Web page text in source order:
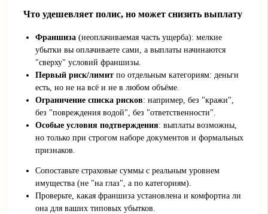
Что удешевляет полис, но может снизить выплату
Франшиза (неоплачиваемая часть ущерба): мелкие
убытки вы оплачиваете сами, а выплаты начинаются
"сверху" условий франшизы.
Первый риск/лимит по отдельным категориям: деньги
есть, но не на всё и не в любом объёме.
Ограничение списка рисков: например, без "кражи",
без "повреждения водой", без "ответственности".
Особые условия подтверждения: выплаты возможны,
но только при строгом наборе документов и формальных
признаков.
Сопоставьте страховые суммы с реальным уровнем
имущества (не "на глаз", а по категориям).
Проверьте, какая франшиза установлена и комфортна ли
она для ваших типовых убытков.